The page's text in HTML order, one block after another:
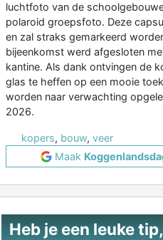
luchtfoto van de
polaroid groepsfoto. Deze
en zal straks gemarkeerd
bijeenkomst werd afgesloten
kantine. Als dank ontvingen de
glas te heffen op een mooie
worden naar verwachting
2026.
kopers, bouw, veer
Maak
Heb je een leuke